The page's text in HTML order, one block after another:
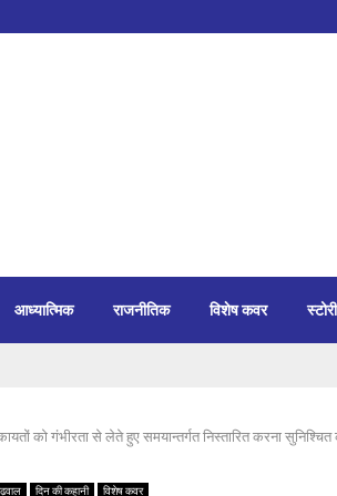
आध्यात्मिक राजनीतिक विशेष कवर स्टोरी
को गंभीरता से लेते हुए समयान्तर्गत निस्तारित करना
दिन की कहानी विशेष कवर